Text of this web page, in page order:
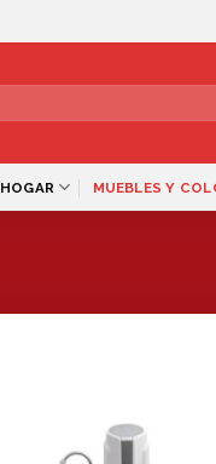
HOGAR MUEBLES Y